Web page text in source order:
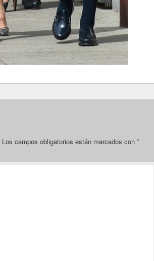
Los campos obligatorios están marcados con *